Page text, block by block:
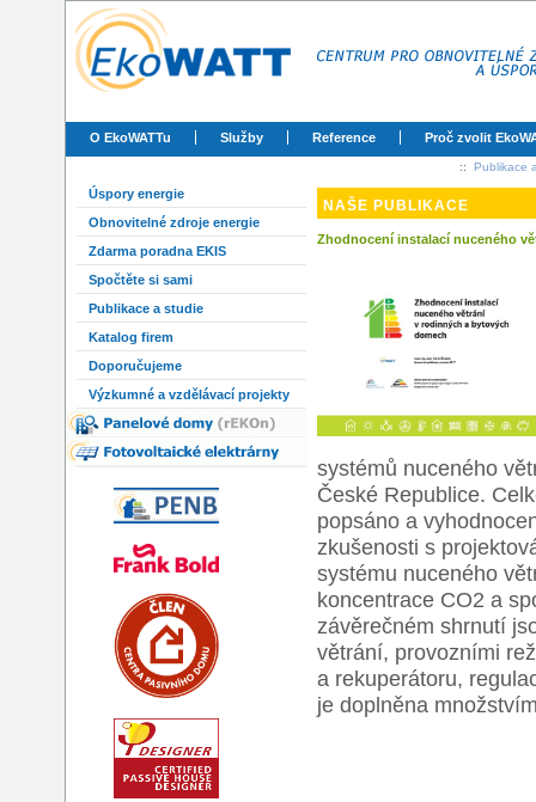
O EkoWATTu Služby Reference Proč zvolit
:: Publikace
Úspory energie
Obnovitelné zdroje energie
Zdarma poradna EKIS
Spočtěte si sami
Publikace a studie
Katalog firem
Doporučujeme
Výzkumné a vzdělávací projekty
NAŠE PUBLIKACE
Zhodnocení instalací nuceného
systémů nuceného
České Republice.
popsáno a
zkušenosti s
systému nuceného
koncentrace CO2 a
závěrečném shrnutí
větrání, provozními
a rekuperátoru,
je doplněna